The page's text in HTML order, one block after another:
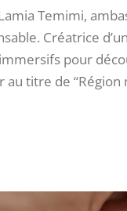
Lamia Temimi,
Créatrice
pour
au titre de